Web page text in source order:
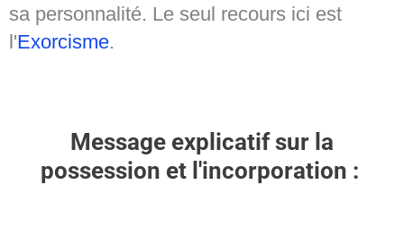
sa personnalité. Le seul recours ici est
l'Exorcisme.
Message explicatif sur la
possession et l'incorporation :